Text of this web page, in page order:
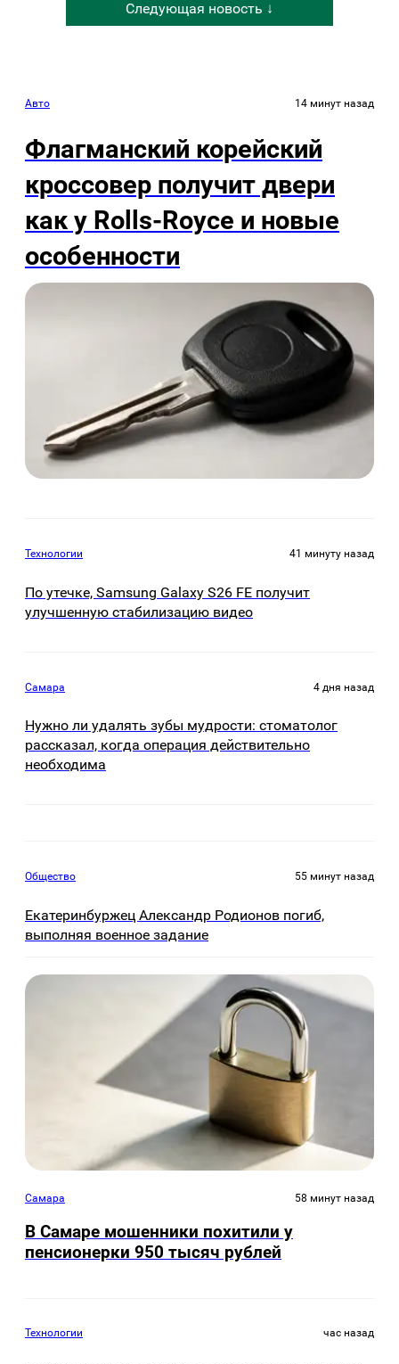
Следующая новость ↓
Авто 14 минут назад
Флагманский корейский
кроссовер получит двери
как у Rolls-Royce и новые
особенности
Технологии 41 минуту назад
По утечке, Samsung Galaxy S26 FE получит
улучшенную стабилизацию видео
Самара 4 дня назад
Нужно ли удалять зубы мудрости: стоматолог
рассказал, когда операция действительно
необходима
Общество 55 минут назад
Екатеринбуржец Александр Родионов погиб,
выполняя военное задание
Самара 58 минут назад
В Самаре мошенники похитили у
пенсионерки 950 тысяч рублей
Технологии час назад